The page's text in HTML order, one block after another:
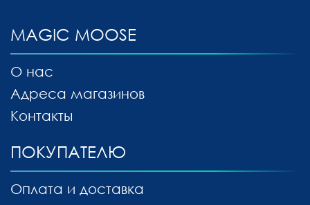
MAGIC MOOSE
О нас
Адреса магазинов
Контакты
ПОКУПАТЕЛЮ
Оплата и доставка